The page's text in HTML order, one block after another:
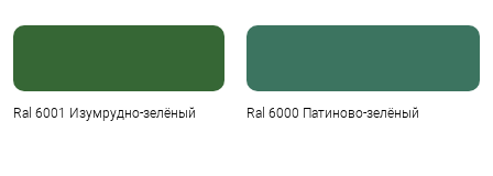
Ral 6001 Изумрудно-зелёный Ral 6000 Патиново-зелёный